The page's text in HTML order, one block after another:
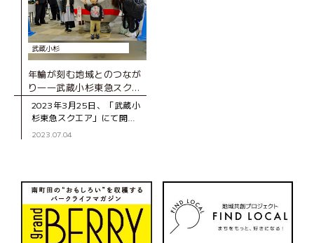
武蔵小杉
年輪が刻む地域とのつなが
り――武蔵小杉東急スクエ
ア「10周年アニバーサリー
イベント」レポート
2023年3月25日、「武蔵小
杉東急スクエア」にて開業
10周年のアニバーサリーイ
モチーフ
2023.07.04